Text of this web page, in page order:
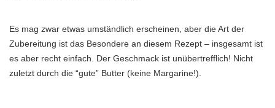
Es mag zwar etwas umständlich erscheinen, aber die Art der
Zubereitung ist das Besondere an diesem Rezept – insgesamt ist
es aber recht einfach. Der Geschmack ist unübertrefflich! Nicht
zuletzt durch die “gute” Butter (keine Margarine!).